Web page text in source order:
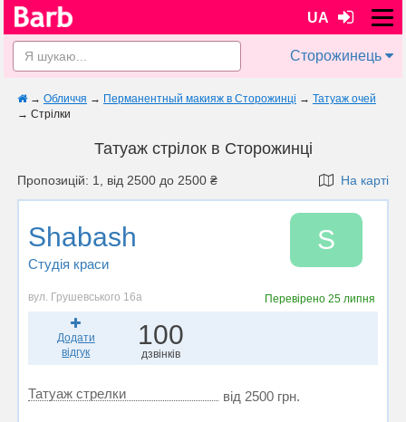
UA
Сторожинець
→ Обличчя → Перманентный макияж в Сторожинці → Татуаж очей
→ Стрілки
Татуаж стрілок в Сторожинці
Пропозицій: 1, від 2500 до 2500 ₴ На карті
Shabash
Студія краси
S
вул. Грушевського 16а Перевірено 25 липня
Додати
відгук
100
дзвінків
Татуаж стрелки від 2500 грн.